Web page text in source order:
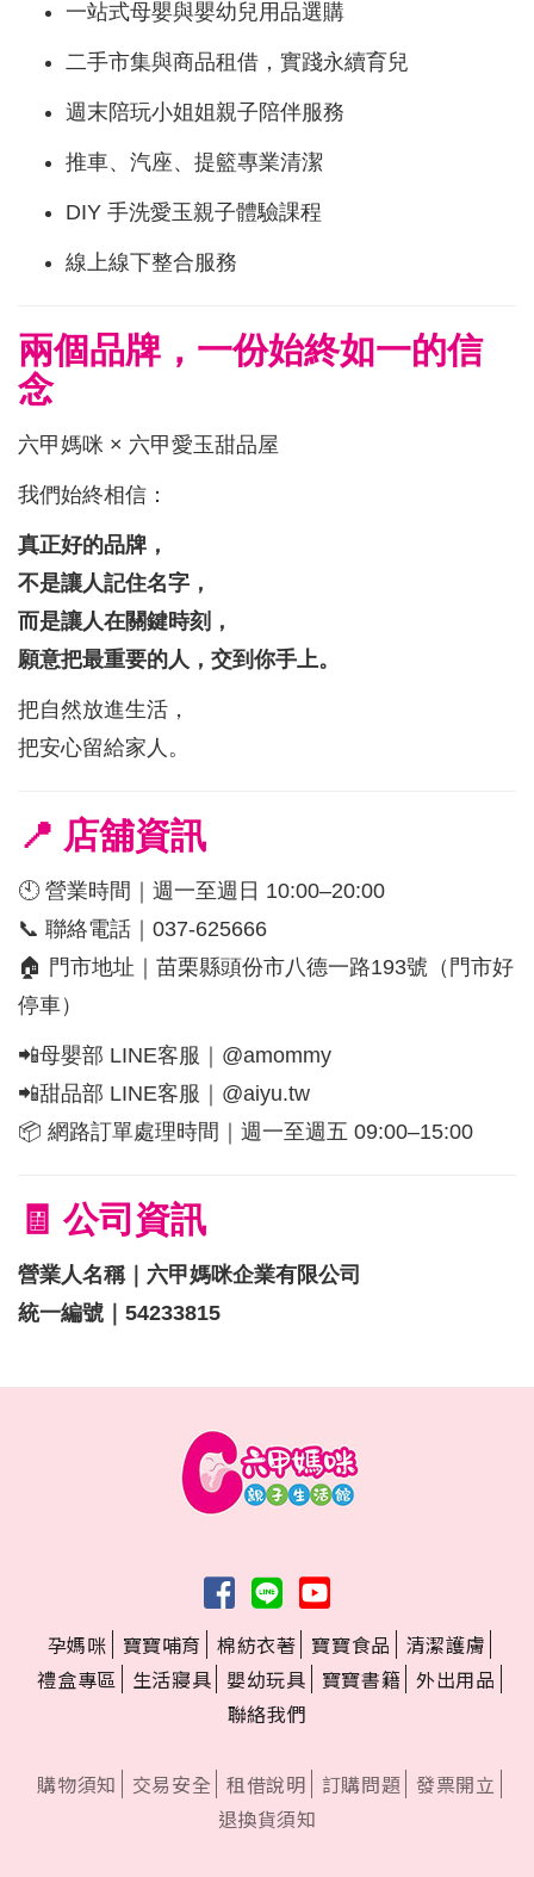
一站式母嬰與嬰幼兒用品選購
二手市集與商品租借，實踐永續育兒
週末陪玩小姐姐親子陪伴服務
推車、汽座、提籃專業清潔
DIY 手洗愛玉親子體驗課程
線上線下整合服務
兩個品牌，一份始終如一的信
念
六甲媽咪 × 六甲愛玉甜品屋
我們始終相信：
真正好的品牌，
不是讓人記住名字，
而是讓人在關鍵時刻，
願意把最重要的人，交到你手上。
把自然放進生活，
把安心留給家人。
📍 店舖資訊
🕙 營業時間｜週一至週日 10:00–20:00
📞 聯絡電話｜037-625666
🏠 門市地址｜苗栗縣頭份市八德一路193號（門市好
停車）
📲母嬰部 LINE客服｜@amommy
📲甜品部 LINE客服｜@aiyu.tw
📦 網路訂單處理時間｜週一至週五 09:00–15:00
🧾 公司資訊
營業人名稱｜六甲媽咪企業有限公司
統一編號｜54233815
孕媽咪 寶寶哺育 棉紡衣著 寶寶食品
清潔護膚
禮盒專區
生活寢具 嬰幼玩具 寶寶書籍 外出用品
聯絡我們
購物須知 交易安全 租借說明 訂購問題 發票開立
退換貨須知